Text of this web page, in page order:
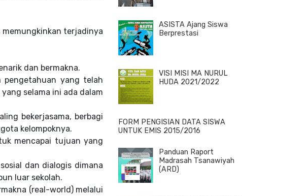
terjadinya
dan bermakna.
pengetahuan yang telah
selama ini ada dalam
bekerjasama, berbagi
kelompoknya.
mencapai tujuan yang
dan dialogis dimana
luar sekolah.
(real-world) melalui
ASISTA Ajang Siswa
Berprestasi
VISI MISI MA NURUL
HUDA 2021/2022
FORM PENGISIAN DATA SISWA
UNTUK EMIS 2015/2016
Panduan Raport
Madrasah Tsanawiyah
(ARD)